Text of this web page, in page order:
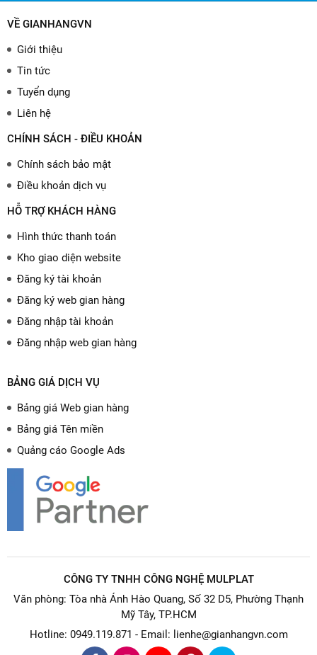
VỀ GIANHANGVN
Giới thiệu
Tin tức
Tuyển dụng
Liên hệ
CHÍNH SÁCH - ĐIỀU KHOẢN
Chính sách bảo mật
Điều khoản dịch vụ
HỖ TRỢ KHÁCH HÀNG
Hình thức thanh toán
Kho giao diện website
Đăng ký tài khoản
Đăng ký web gian hàng
Đăng nhập tài khoản
Đăng nhập web gian hàng
BẢNG GIÁ DỊCH VỤ
Bảng giá Web gian hàng
Bảng giá Tên miền
Quảng cáo Google Ads
CÔNG TY TNHH CÔNG NGHỆ MULPLAT
Văn phòng: Tòa nhà Ánh Hào Quang, Số 32 D5, Phường Thạnh
Mỹ Tây, TP.HCM
Hotline: 0949.119.871 - Email: lienhe@gianhangvn.com